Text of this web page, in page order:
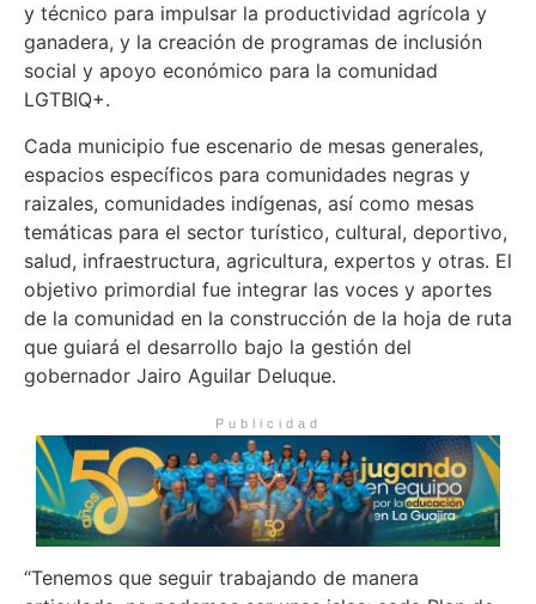
y técnico para impulsar la productividad agrícola y
ganadera, y la creación de programas de inclusión
social y apoyo económico para la comunidad
LGTBIQ+.
Cada municipio fue escenario de mesas generales,
espacios específicos para comunidades negras y
raizales, comunidades indígenas, así como mesas
temáticas para el sector turístico, cultural, deportivo,
salud, infraestructura, agricultura, expertos y otras. El
objetivo primordial fue integrar las voces y aportes
de la comunidad en la construcción de la hoja de ruta
que guiará el desarrollo bajo la gestión del
gobernador Jairo Aguilar Deluque.
Publicidad
“Tenemos que seguir trabajando de manera